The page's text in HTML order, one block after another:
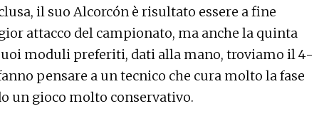
il suo Alcorcón è risultato essere a fine
attacco del campionato, ma anche la quinta
moduli preferiti, dati alla mano, troviamo il 4-
pensare a un tecnico che cura molto la fase
un gioco molto conservativo.